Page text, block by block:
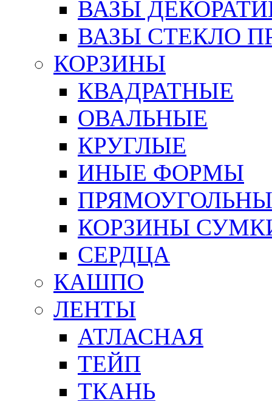
ВАЗЫ
ВАЗЫ СТЕКЛО
КОРЗИНЫ
КВАДРАТНЫЕ
ОВАЛЬНЫЕ
КРУГЛЫЕ
ИНЫЕ ФОРМЫ
КОРЗИНЫ
СЕРДЦА
КАШПО
ЛЕНТЫ
АТЛАСНАЯ
ТЕЙП
ТКАНЬ